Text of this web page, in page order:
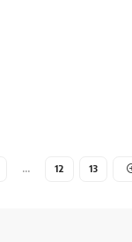
… 12 13